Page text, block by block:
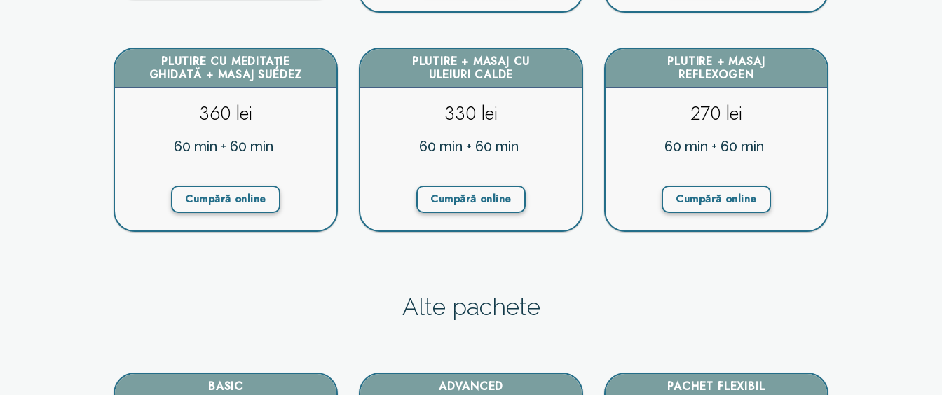
PLUTIRE CU MEDITAȚIE
GHIDATĂ + MASAJ SUEDEZ
360 lei
60 min + 60 min
Cumpără online
PLUTIRE + MASAJ CU
ULEIURI CALDE
330 lei
60 min + 60 min
Cumpără online
PLUTIRE + MASAJ
REFLEXOGEN
270 lei
60 min + 60 min
Cumpără online
Alte pachete
BASIC ADVANCED PACHET FLEXIBIL